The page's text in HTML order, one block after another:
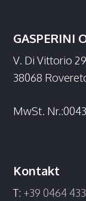
GASPERINI
V. Di Vittorio 29
38068
MwSt.
Kontakt
T: +39 0464